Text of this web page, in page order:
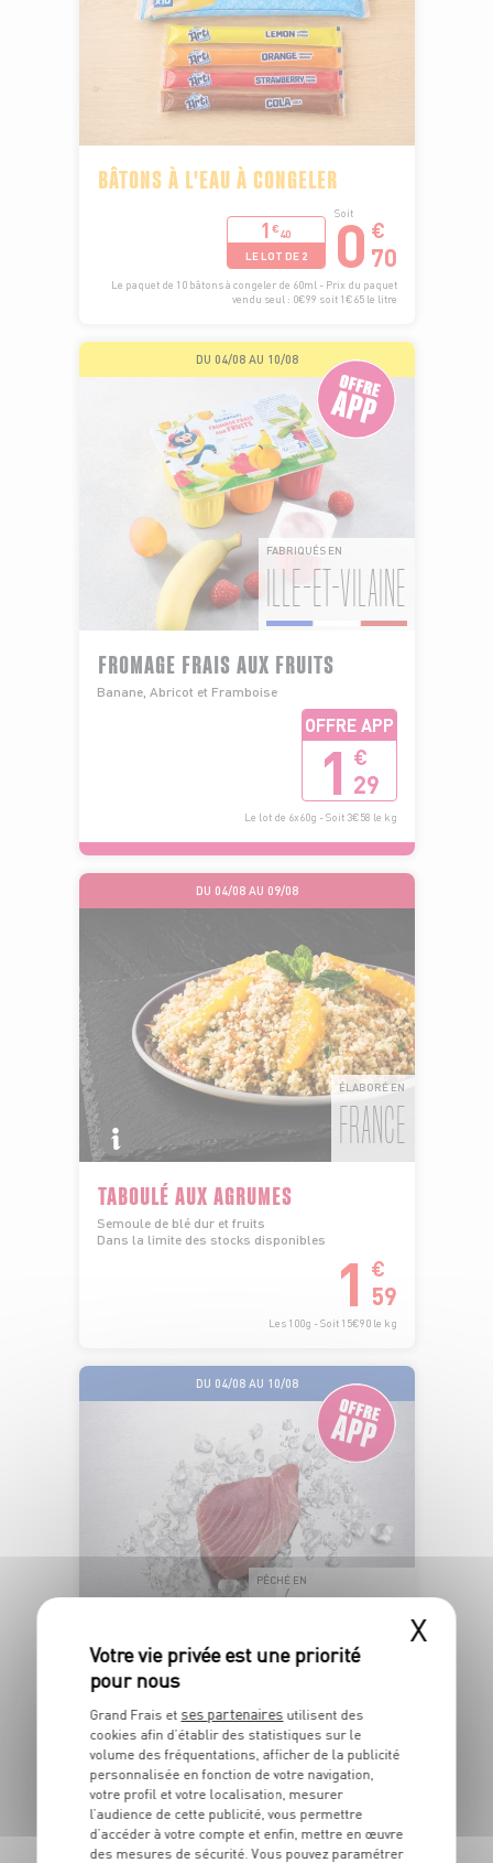
BÂTONS À L'EAU À CONGELER
1€40
LE LOT DE 2
Soit
0 €
70
Le paquet de 10 bâtons à congeler de 60ml - Prix du paquet
vendu seul : 0€99 soit 1€65 le litre
DU 04/08 AU 10/08
FABRIQUÉS EN
ILLE-ET-VILAINE
FROMAGE FRAIS AUX FRUITS
Banane, Abricot et Framboise
OFFRE APP
1 €
29
Le lot de 6x60g - Soit 3€58 le kg
DU 04/08 AU 09/08
ÉLABORÉ EN
FRANCE
TABOULÉ AUX AGRUMES
Semoule de blé dur et fruits
Dans la limite des stocks disponibles
1 €
59
Les 100g - Soit 15€90 le kg
DU 04/08 AU 10/08
PÊCHÉ EN
PAVÉ DE THON ALBACORE SASHIMI
Barquette de poids variable
OFFRE APP
6 48
-22,2% 5€
Les 180g - Soit 27€99 le kg au lieu de 35€99 le kg
X
Grand Frais et ses partenaires utilisent des
cookies afin d’établir des statistiques sur le
volume des fréquentations, afficher de la publicité
personnalisée en fonction de votre navigation,
votre profil et votre localisation, mesurer
l’audience de cette publicité, vous permettre
d’accéder à votre compte et enfin, mettre en œuvre
des mesures de sécurité. Vous pouvez paramétrer